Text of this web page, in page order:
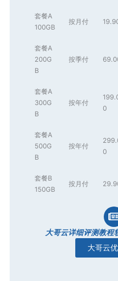
套餐A
100GB
按月付
套餐A
200G
B
按季付
套餐A
300G
B
按年付
0
套餐A
500G
B
按年付
0
套餐B
150GB
按月付
大哥云详细评测教程
大哥云